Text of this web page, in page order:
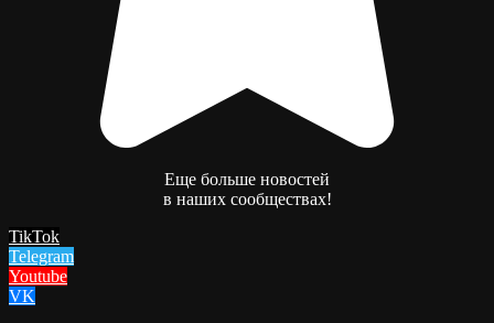
Еще больше новостей
в наших сообществах!
TikTok
Telegram
Youtube
VK